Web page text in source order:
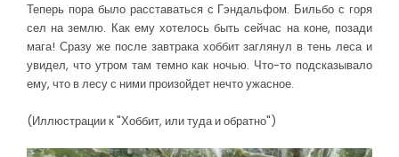
Теперь пора было расставаться с Гэндальфом. Бильбо с горя
сел на землю. Как ему хотелось быть сейчас на коне, позади
мага! Сразу же после завтрака хоббит заглянул в тень леса и
увидел, что утром там темно как ночью. Что-то подсказывало
ему, что в лесу с ними произойдет нечто ужасное.
(Иллюстрации к "Хоббит, или туда и обратно")